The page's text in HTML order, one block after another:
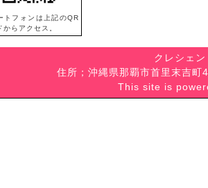
トフォンは上記のQR
からアクセス。
クレシェ
住所；沖縄県那覇市首里末吉
This site is